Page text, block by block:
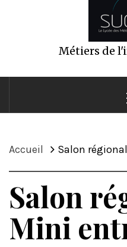
Métiers de
Accueil Salon
Salon
Mini